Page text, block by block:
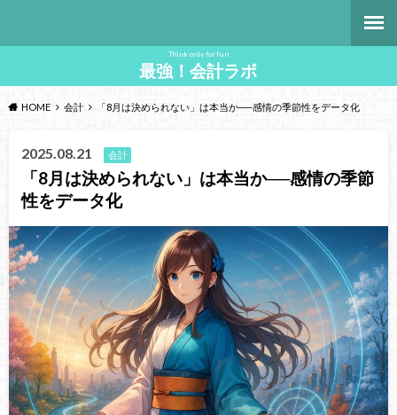
Think only for fun
最強！会計ラボ
HOME 会計 「8月は決められない」は本当か──感情の季節性をデータ化
2025.08.21 会計
「8月は決められない」は本当か──感情の季節
性をデータ化